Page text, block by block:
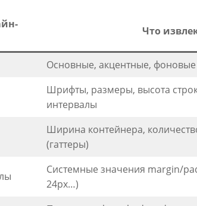
Что
Основные, акцентные, фоновые
Шрифты, размеры, высота
интервалы
Ширина контейнера,
(гаттеры)
Системные значения margin/
24px…)